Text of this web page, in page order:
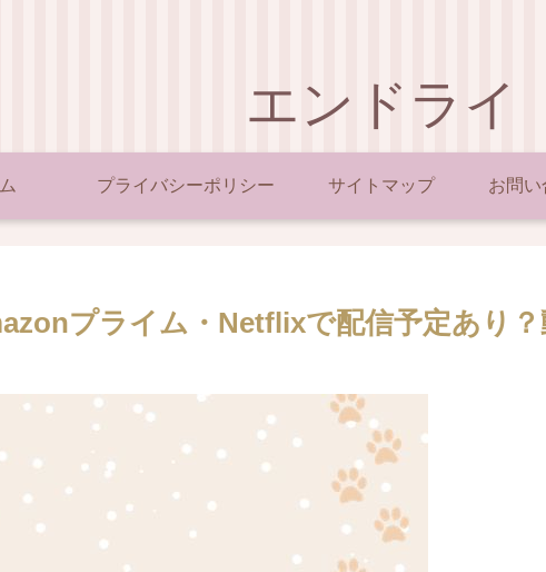
エンドライ
プライバシーポリシー サイトマップ お問い
プライム・Netflixで配信予定あり？